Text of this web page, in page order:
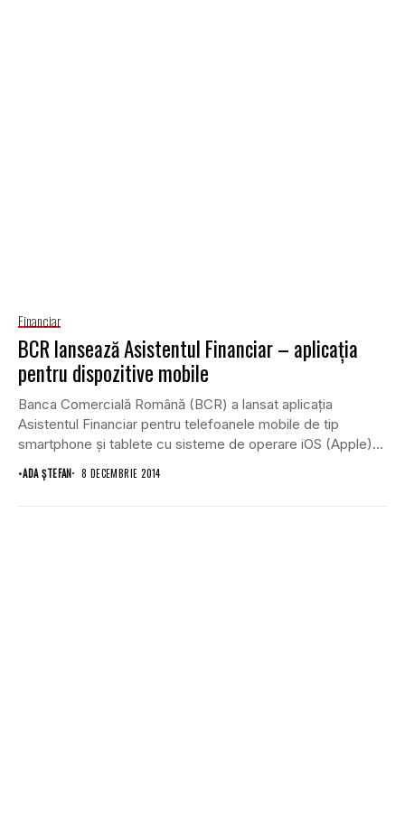
Financiar
BCR lansează Asistentul Financiar – aplicaţia
pentru dispozitive mobile
Banca Comercială Română (BCR) a lansat aplicaţia
Asistentul Financiar pentru telefoanele mobile de tip
smartphone şi tablete cu sisteme de operare iOS (Apple)...
•ADA ȘTEFAN 8 DECEMBRIE 2014